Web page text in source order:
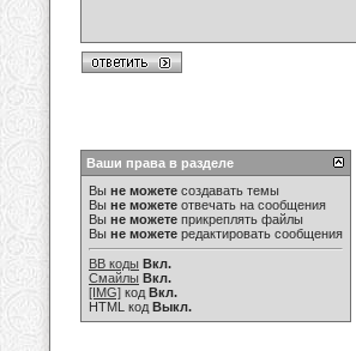
Ваши права в разделе
Вы не можете создавать темы
Вы не можете отвечать на сообщения
Вы не можете прикреплять файлы
Вы не можете редактировать сообщения
BB коды Вкл.
Смайлы Вкл.
[IMG] код Вкл.
HTML код Выкл.